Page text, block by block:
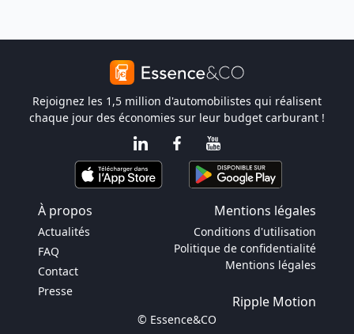
Rejoignez les 1,5 million d'automobilistes qui réalisent
chaque jour des économies sur leur budget carburant !
À propos Mentions légales
Actualités
FAQ
Contact
Presse
Conditions d'utilisation
Politique de confidentialité
Mentions légales
Ripple Motion
© Essence&CO